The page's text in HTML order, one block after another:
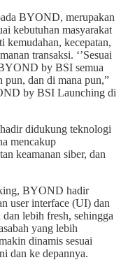
BYOND, merupakan
kebutuhan masyarakat
kemudahan, kecepatan,
transaksi. ‘’Sesuai
by BSI semua
pun, dan di mana pun,”
by BSI Launching di
didukung teknologi
mencakup
keamanan siber, dan
BYOND hadir
user interface (UI) dan
lebih fresh, sehingga
yang lebih
dinamis sesuai
dan ke depannya.